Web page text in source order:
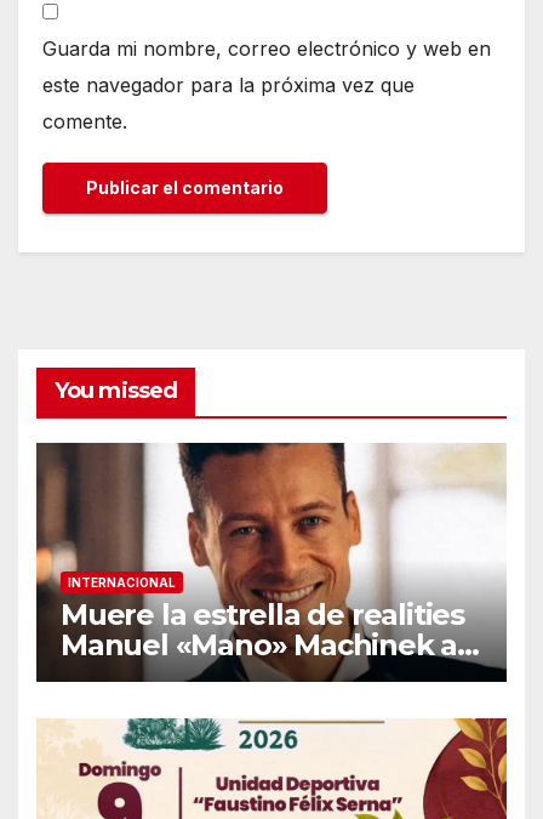
Guarda mi nombre, correo electrónico y web en
este navegador para la próxima vez que
comente.
You missed
INTERNACIONAL
Muere la estrella de realities
Manuel «Mano» Machinek a
los 37 años